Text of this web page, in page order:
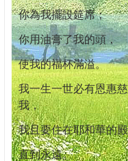
你為我擺設筵席；
你用油膏了我的頭，
使我的福杯滿溢。
我一生一世必有恩惠
我，
我且要住在耶和華的
直到永遠。